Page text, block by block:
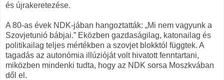
és újrakeretezése.
A 80-as évek NDK-jában hangoztatták: „Mi nem vagyunk a
Szovjetunió bábjai.” Eközben gazdaságilag, katonailag és
politikailag teljes mértékben a szovjet blokktól függtek. A
tagadás az autonómia illúzióját volt hivatott fenntartani,
miközben mindenki tudta, hogy az NDK sorsa Moszkvában
dől el.